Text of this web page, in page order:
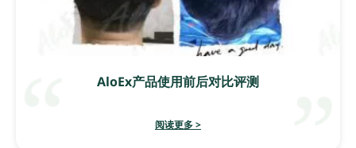
AloEx产品使用前后对比评测
阅读更多 >